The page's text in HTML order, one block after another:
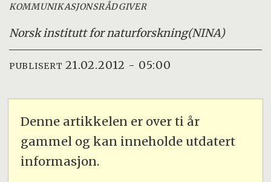
KOMMUNIKASJONSRÅDGIVER
Norsk institutt for naturforskning(NINA)
PUBLISERT 21.02.2012 - 05:00
Denne artikkelen er over ti år
gammel og kan inneholde utdatert
informasjon.